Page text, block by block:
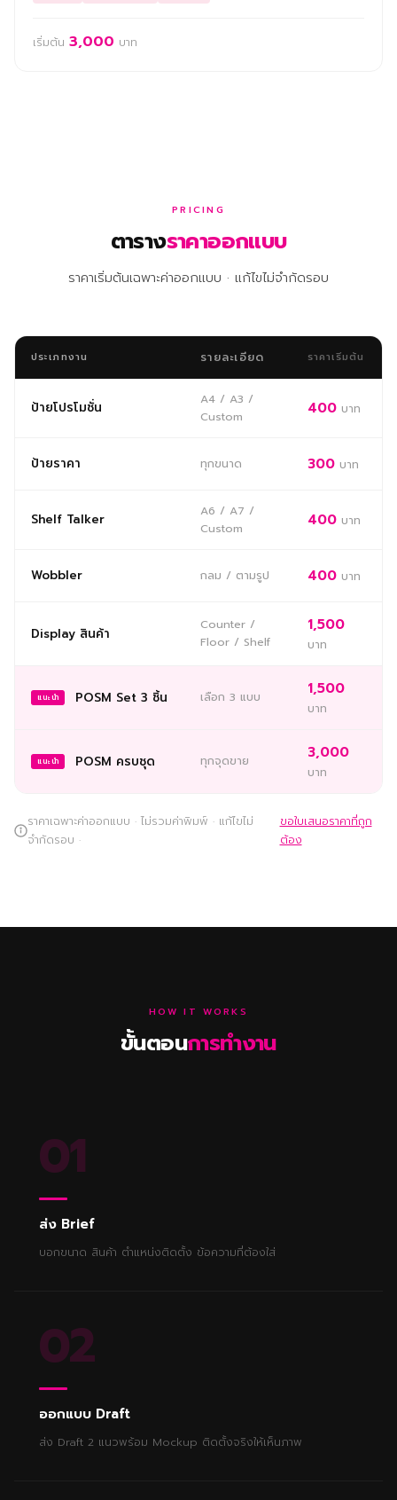
เริ่มต้น 3,000 บาท
PRICING
ตารางราคาออกแบบ
ราคาเริ่มต้นเฉพาะค่าออกแบบ · แก้ไขไม่จำกัดรอบ
ประเภทงาน รายละเอียด ราคาเริ่มต้น
ป้ายโปรโมชั่น
A4 / A3 /
Custom
400 บาท
ป้ายราคา ทุกขนาด 300 บาท
Shelf Talker
A6 / A7 /
Custom
400 บาท
Wobbler กลม / ตามรูป 400 บาท
Display สินค้า
Counter /
Floor / Shelf
1,500
บาท
แนะนำ POSM Set 3 ชิ้น เลือก 3 แบบ 1,500
บาท
แนะนำ POSM ครบชุด ทุกจุดขาย 3,000
บาท
ราคาเฉพาะค่าออกแบบ · ไม่รวมค่าพิมพ์ · แก้ไขไม่
จำกัดรอบ ·
ขอใบเสนอราคาที่ถูก
ต้อง
HOW IT WORKS
ขั้นตอนการทำงาน
01
ส่ง Brief
บอกขนาด สินค้า ตำแหน่งติดตั้ง ข้อความที่ต้องใส่
02
ออกแบบ Draft
ส่ง Draft 2 แนวพร้อม Mockup ติดตั้งจริงให้เห็นภาพ